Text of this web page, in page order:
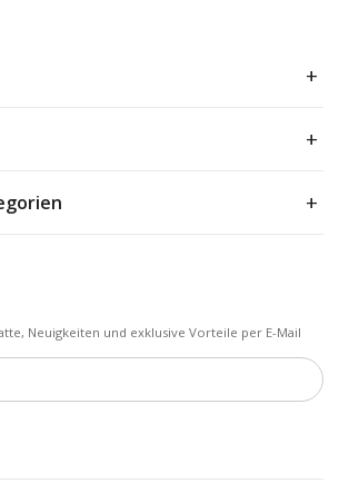
Neuigkeiten und exklusive Vorteile per E-Mail